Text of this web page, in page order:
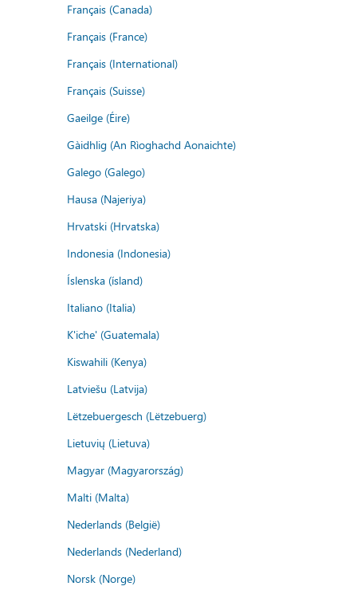
Français (Canada)
Français (France)
Français (International)
Français (Suisse)
Gaeilge (Éire)
Gàidhlig (An Rìoghachd Aonaichte)
Galego (Galego)
Hausa (Najeriya)
Hrvatski (Hrvatska)
Indonesia (Indonesia)
Íslenska (ísland)
Italiano (Italia)
K'iche' (Guatemala)
Kiswahili (Kenya)
Latviešu (Latvija)
Lëtzebuergesch (Lëtzebuerg)
Lietuvių (Lietuva)
Magyar (Magyarország)
Malti (Malta)
Nederlands (België)
Nederlands (Nederland)
Norsk (Norge)